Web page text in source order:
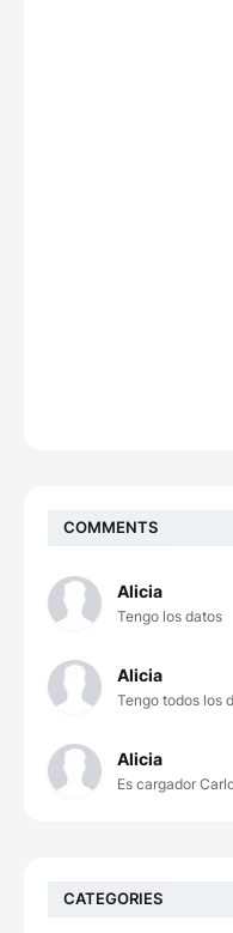
COMMENTS
Alicia
Tengo los datos
Alicia
Tengo todos los
Alicia
Es cargador
CATEGORIES